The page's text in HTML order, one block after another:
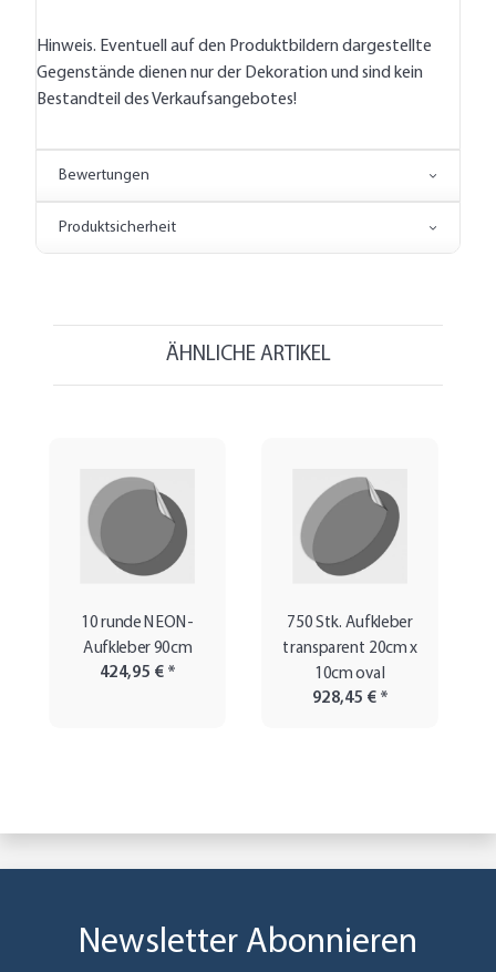
Hinweis. Eventuell auf den Produktbildern dargestellte
Gegenstände dienen nur der Dekoration und sind kein
Bestandteil des Verkaufsangebotes!
Bewertungen
Produktsicherheit
ÄHNLICHE ARTIKEL
10 runde NEON-
Aufkleber 90cm
424,95 € *
750 Stk. Aufkleber
transparent 20cm x
10cm oval
928,45 € *
Newsletter Abonnieren